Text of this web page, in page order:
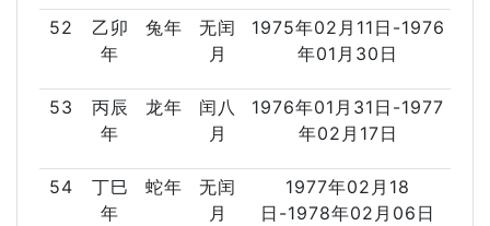
52
乙卯
年
兔年
无闰
月
1975年02月11日-1976
年01月30日
53
丙辰
年
龙年
闰八
月
1976年01月31日-1977
年02月17日
54
丁巳
年
蛇年
无闰
月
1977年02月18
日-1978年02月06日